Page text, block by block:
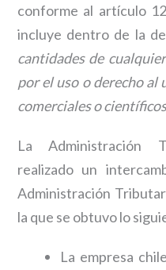
conforme al artículo
incluye dentro de la
cantidades de
por el uso o derecho al
comerciales o
La Administración
realizado un
Administración
la que se obtuvo lo
La empresa